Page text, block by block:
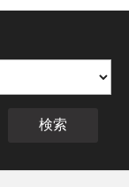
検索